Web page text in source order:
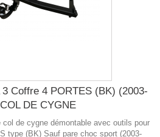
Coffre 4 PORTES (BK) (2003-
DE CYGNE
de cygne démontable avec outils pour
type (BK) Sauf pare choc sport (2003-